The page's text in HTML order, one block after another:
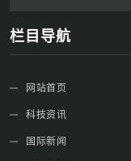
栏目导航
网站首页
科技资讯
国际新闻